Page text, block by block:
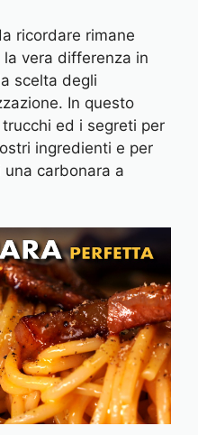
ricordare rimane
vera differenza in
scelta degli
In questo
ed i segreti per
ingredienti e per
carbonara a